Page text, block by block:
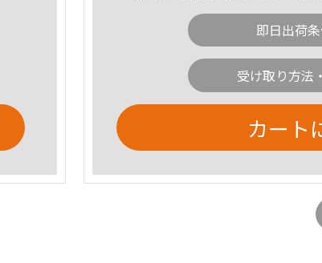
即日出荷
受け取り方法
カート